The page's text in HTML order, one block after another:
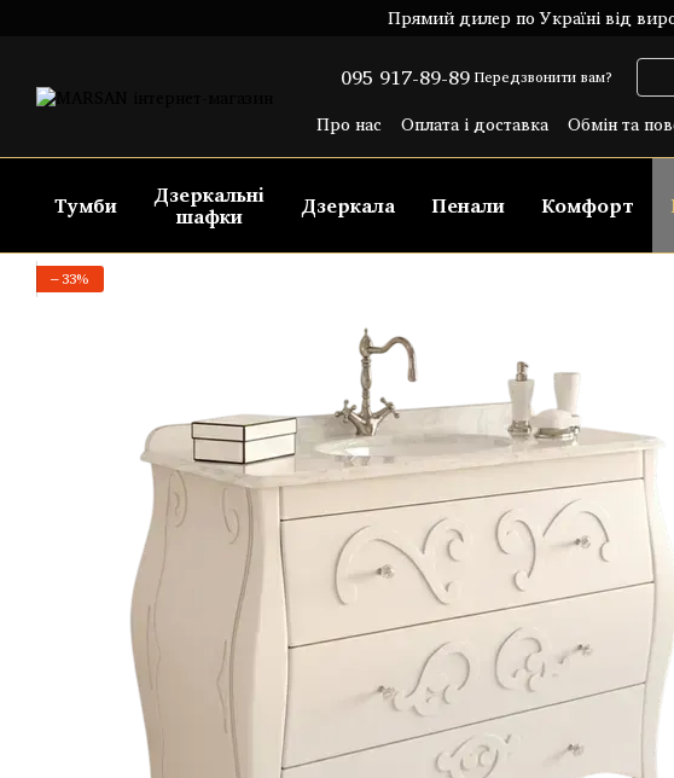
Прямий дилер по Україні від
095 917-89-89 Передзвонити вам?
Про нас
Оплата і доставка Обмін та
Тумби Дзеркальні
шафки Дзеркала Пенали Комфорт
−33%